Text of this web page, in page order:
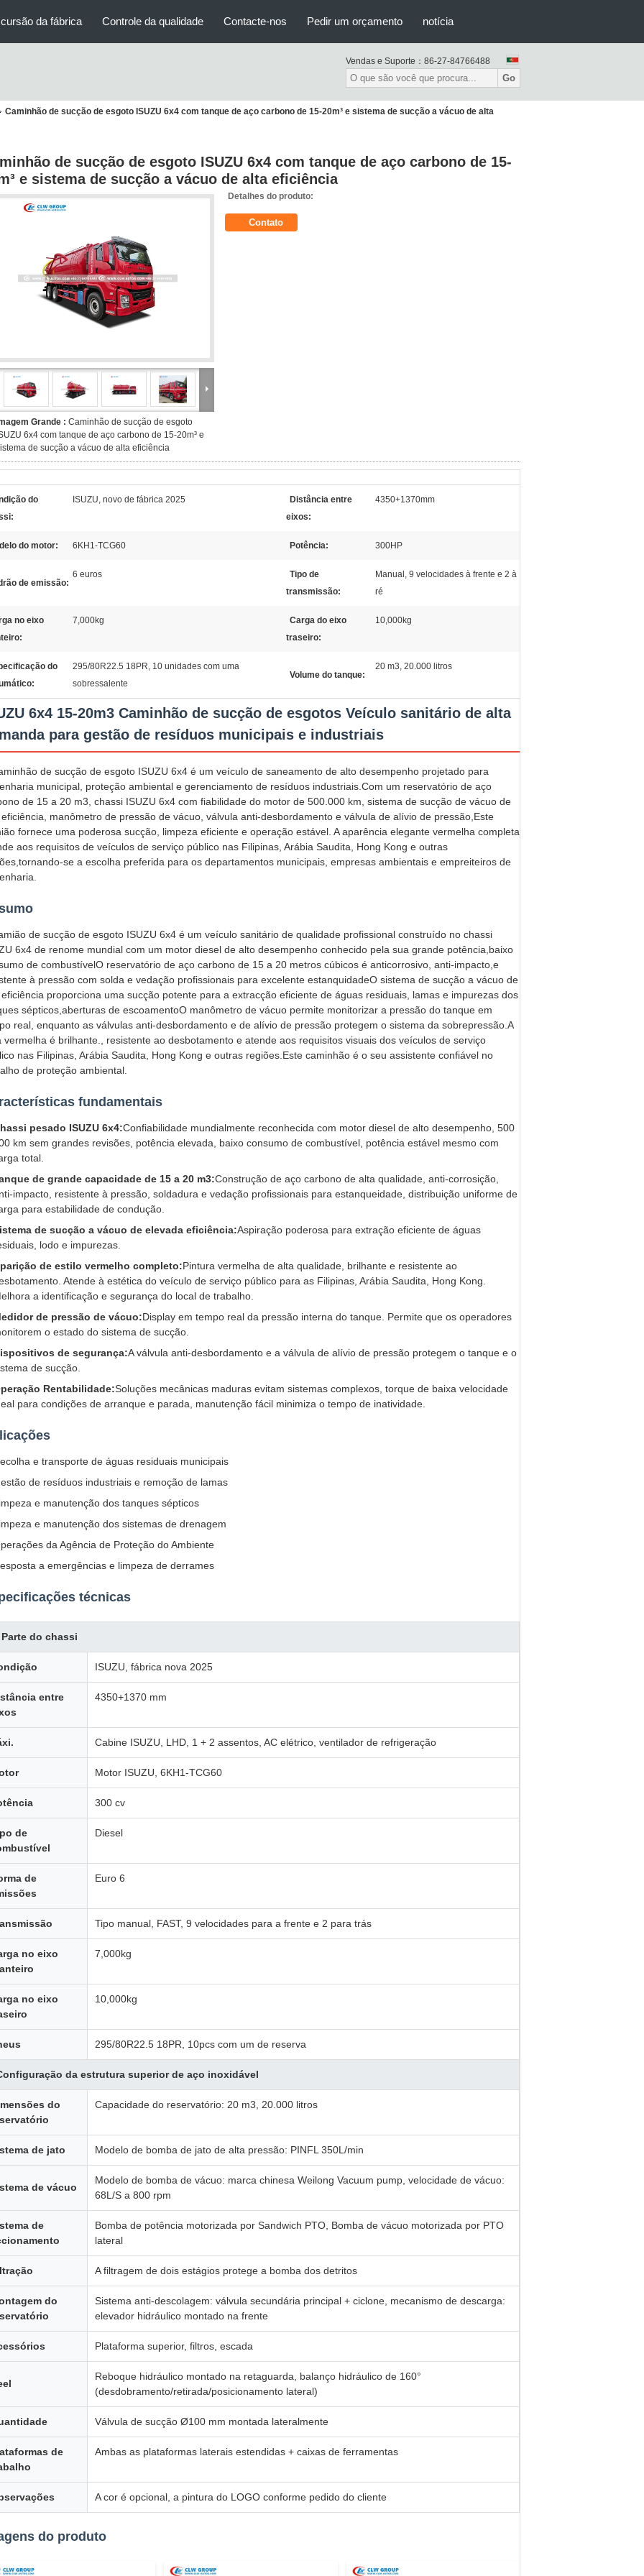
da fábrica Controle da qualidade Contacte-nos Pedir um orçamento notícia
Vendas e Suporte： 86-27-84766488
Go
Caminhão de sucção de esgoto ISUZU 6x4 com tanque de aço carbono de 15-20m³ e sistema de sucção a vácuo de alta
de sucção de esgoto ISUZU 6x4 com tanque de aço carbono de 15-
e sistema de sucção a vácuo de alta eficiência
Grande : Caminhão de sucção de esgoto
6x4 com tanque de aço carbono de 15-20m³ e
de sucção a vácuo de alta eficiência
Detalhes do produto:
Contato
do
ISUZU, novo de fábrica 2025
Distância entre
eixos:
4350+1370mm
do motor: 6KH1-TCG60 Potência: 300HP
de emissão:
6 euros
Tipo de
transmissão:
Manual, 9 velocidades à frente e 2 à
ré
no eixo
7,000kg
Carga do eixo
traseiro:
10,000kg
do
295/80R22.5 18PR, 10 unidades com uma
sobressalente
Volume do tanque:
20 m3, 20.000 litros
6x4 15-20m3 Caminhão de sucção de esgotos Veículo sanitário de alta
para gestão de resíduos municipais e industriais
de sucção de esgoto ISUZU 6x4 é um veículo de saneamento de alto desempenho projetado para
municipal, proteção ambiental e gerenciamento de resíduos industriais.Com um reservatório de aço
de 15 a 20 m3, chassi ISUZU 6x4 com fiabilidade do motor de 500.000 km, sistema de sucção de vácuo de
manômetro de pressão de vácuo, válvula anti-desbordamento e válvula de alívio de pressão,Este
fornece uma poderosa sucção, limpeza eficiente e operação estável. A aparência elegante vermelha completa
aos requisitos de veículos de serviço público nas Filipinas, Arábia Saudita, Hong Kong e outras
se a escolha preferida para os departamentos municipais, empresas ambientais e empreiteiros de
de sucção de esgoto ISUZU 6x4 é um veículo sanitário de qualidade profissional construído no chassi
6x4 de renome mundial com um motor diesel de alto desempenho conhecido pela sua grande potência,baixo
de combustívelO reservatório de aço carbono de 15 a 20 metros cúbicos é anticorrosivo, anti-impacto,e
à pressão com solda e vedação profissionais para excelente estanquidadeO sistema de sucção a vácuo de
proporciona uma sucção potente para a extracção eficiente de águas residuais, lamas e impurezas dos
sépticos,aberturas de escoamentoO manômetro de vácuo permite monitorizar a pressão do tanque em
real, enquanto as válvulas anti-desbordamento e de alívio de pressão protegem o sistema da sobrepressão.A
vermelha é brilhante., resistente ao desbotamento e atende aos requisitos visuais dos veículos de serviço
nas Filipinas, Arábia Saudita, Hong Kong e outras regiões.Este caminhão é o seu assistente confiável no
de proteção ambiental.
fundamentais
pesado ISUZU 6x4:Confiabilidade mundialmente reconhecida com motor diesel de alto desempenho, 500
km sem grandes revisões, potência elevada, baixo consumo de combustível, potência estável mesmo com
total.
de grande capacidade de 15 a 20 m3:Construção de aço carbono de alta qualidade, anti-corrosição,
impacto, resistente à pressão, soldadura e vedação profissionais para estanqueidade, distribuição uniforme de
para estabilidade de condução.
de sucção a vácuo de elevada eficiência:Aspiração poderosa para extração eficiente de águas
lodo e impurezas.
de estilo vermelho completo:Pintura vermelha de alta qualidade, brilhante e resistente ao
Atende à estética do veículo de serviço público para as Filipinas, Arábia Saudita, Hong Kong.
a identificação e segurança do local de trabalho.
de pressão de vácuo:Display em tempo real da pressão interna do tanque. Permite que os operadores
o estado do sistema de sucção.
de segurança:A válvula anti-desbordamento e a válvula de alívio de pressão protegem o tanque e o
de sucção.
Rentabilidade:Soluções mecânicas maduras evitam sistemas complexos, torque de baixa velocidade
para condições de arranque e parada, manutenção fácil minimiza o tempo de inatividade.
e transporte de águas residuais municipais
de resíduos industriais e remoção de lamas
e manutenção dos tanques sépticos
e manutenção dos sistemas de drenagem
da Agência de Proteção do Ambiente
a emergências e limpeza de derrames
técnicas
Parte do chassi
ISUZU, fábrica nova 2025
entre
4350+1370 mm
Cabine ISUZU, LHD, 1 + 2 assentos, AC elétrico, ventilador de refrigeração
Motor ISUZU, 6KH1-TCG60
300 cv
de
Diesel
de
Euro 6
Tipo manual, FAST, 9 velocidades para a frente e 2 para trás
no eixo
7,000kg
no eixo
10,000kg
295/80R22.5 18PR, 10pcs com um de reserva
da estrutura superior de aço inoxidável
do
Capacidade do reservatório: 20 m3, 20.000 litros
de jato Modelo de bomba de jato de alta pressão: PINFL 350L/min
de vácuo
Modelo de bomba de vácuo: marca chinesa Weilong Vacuum pump, velocidade de vácuo:
68L/S a 800 rpm
de
Bomba de potência motorizada por Sandwich PTO, Bomba de vácuo motorizada por PTO
lateral
A filtragem de dois estágios protege a bomba dos detritos
do
Sistema anti-descolagem: válvula secundária principal + ciclone, mecanismo de descarga:
elevador hidráulico montado na frente
Plataforma superior, filtros, escada
Reboque hidráulico montado na retaguarda, balanço hidráulico de 160°
(desdobramento/retirada/posicionamento lateral)
Válvula de sucção Ø100 mm montada lateralmente
de
Ambas as plataformas laterais estendidas + caixas de ferramentas
A cor é opcional, a pintura do LOGO conforme pedido do cliente
do produto